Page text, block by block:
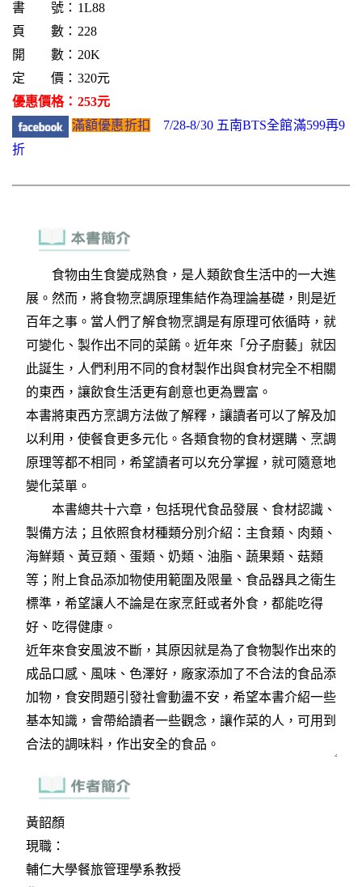
書 號：1L88
頁 數：228
開 數：20K
定 價：320元
優惠價格：253元
滿額優惠折扣
7/28-8/30 五南BTS全館滿599再9
折